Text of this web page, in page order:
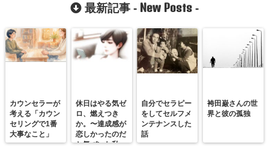
最新記事 - New Posts -
カウンセラーが
考える「カウン
セリングで1番
大事なこと」
休日はやる気ゼ
ロ、燃えつき
か。〜達成感が
恋しかったのだ
と気づいた私
自分でセラピー
をしてセルフメ
ンテナンスした
話
袴田巌さんの世
界と彼の孤独